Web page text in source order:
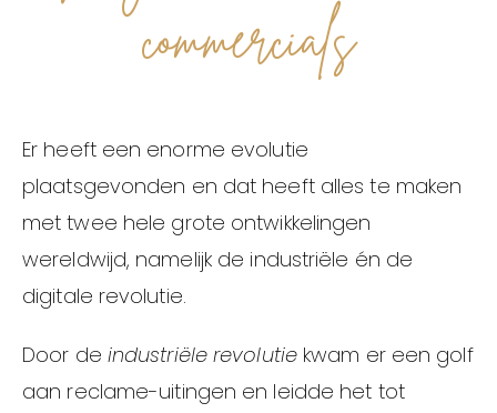
commercials
Er heeft een enorme evolutie
plaatsgevonden en dat heeft alles te maken
met twee hele grote ontwikkelingen
wereldwijd, namelijk de industriële én de
digitale revolutie.
Door de industriële revolutiekwam er een golf
aan reclame-uitingen en leidde het tot